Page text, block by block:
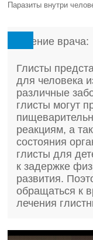
Паразиты внутри
Мнение врача:
Глисты
для человека
различные
глисты могут
реакциям, а
состояния
глисты для
к задержке
развития.
обращаться к
лечения